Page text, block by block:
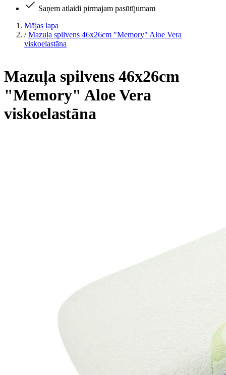
Saņem atlaidi pirmajam pasūtījumam
Mājas lapa
/ Mazuļa spilvens 46x26cm "Memory" Aloe Vera
viskoelastāna
Mazuļa spilvens 46x26cm
"Memory" Aloe Vera
viskoelastāna